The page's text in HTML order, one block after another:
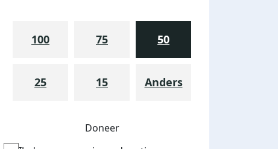
100 75 50
25 15 Anders
Doneer